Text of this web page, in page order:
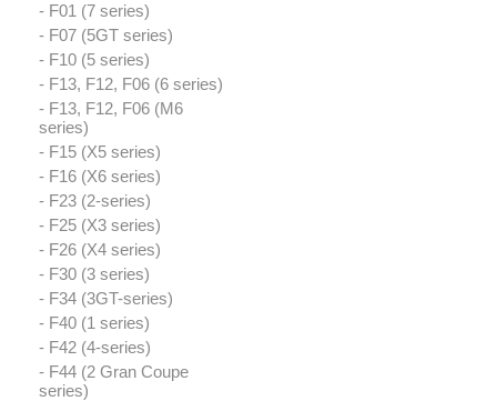
- F01 (7 series)
- F07 (5GT series)
- F10 (5 series)
- F13, F12, F06 (6 series)
- F13, F12, F06 (M6
series)
- F15 (X5 series)
- F16 (X6 series)
- F23 (2-series)
- F25 (X3 series)
- F26 (X4 series)
- F30 (3 series)
- F34 (3GT-series)
- F40 (1 series)
- F42 (4-series)
- F44 (2 Gran Coupe
series)